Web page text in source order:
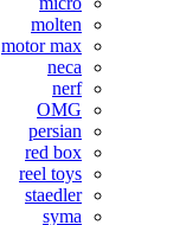
molten
motor max
neca
nerf
OMG
persian
red box
reel toys
staedler
syma